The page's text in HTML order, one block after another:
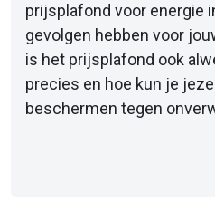
prijsplafond voor energie
gevolgen hebben voor
is het prijsplafond ook
precies en hoe kun je
beschermen tegen